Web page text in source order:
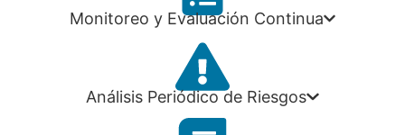
Monitoreo y Evaluación Continua
Análisis Periódico de Riesgos